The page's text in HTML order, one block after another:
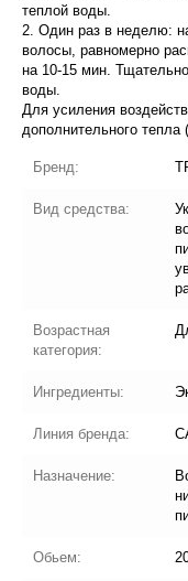
теплой воды.
2. Один раз в неделю:
волосы, равномерно
на 10-15 мин.
воды.
Для усиления
дополнительного
Бренд:
Вид средства:
Возрастная
категория:
Ингредиенты:
Линия бренда:
Назначение:
Обьем: